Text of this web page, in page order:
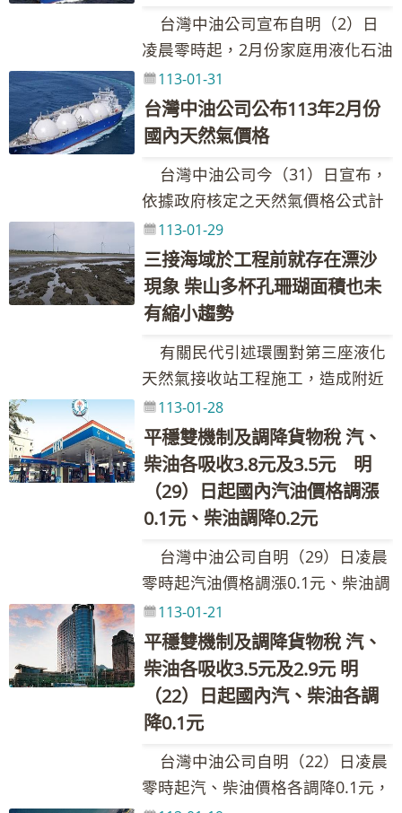
通與討論，共同為生態保育貢獻心
力，更期待達成生態環境永續及經
濟發展雙贏之目標。 台灣中油股
份有限公司 發言人：林珂如執行長
聯絡電話：02-87258125、0921-
205311@cpc.com.tw 新聞聯絡
人：黃如妤組長 聯絡電話：02-
87258548、0932-205-375 Email：
089222@cpc.com.tw 其他相關業
務詢問請洽本公司1912客服專線
整國內油價，並持續以亞洲國家最
低價及平穩措施運作，協助穩定國
內油價，汽、柴油各需調整之1.9元
及3.2元均由台灣中油吸收，113年
累計至1月底止，台灣中油共吸收約
9.97億元。調價後各式油品參考零
售價格調幅及調整金額如附表，實
際零售價格以各營業點公告為準。
(台灣中油與亞鄰各國油價比較表，
請參考全球資訊網
https://www.cpc.com.tw之產品與
服務--亞鄰各國比較表) 台灣中油股
份有限公司 發言人：林珂如執行長
聯絡電話：02-87258125、0921-
855-697 Email：
205311@cpc.com.tw 新聞聯絡
人：黃如妤組長 聯絡電話：02-
87258548、0932-205-375 Email：
089222@cpc.com.tw 其他相關業
務詢問請洽本公司1912客服專線
升各吸收0.3元。雙重平穩機制啟
動，汽、柴油共各吸收1.8元及3.1
元，國內汽油實際每公升價格調漲
0.4元、柴油調降0.1元。吸收金額
如下表： 吸收金額／每公升 政府調
降貨物稅 維持亞鄰國家最低價 平穩
措施 合計 汽油 2.2 1.5 0.3 4.0 柴油
及政府調降貨物稅(汽、柴油每公升
各共2元及1.5元)調整國內油價，並
持續以亞洲國家最低價及平穩措施
運作，協助穩定國內油價，汽、柴
油各需調整之1.8元及3.1元均由台
灣中油吸收，113年累計至1月底
止，台灣中油共吸收約9.97億元。
調價後各式油品參考零售價格調幅
及調整金額如附表，實際零售價格
以各營業點公告為準。(台灣中油與
亞鄰各國油價比較表，請參考全球
資訊網https://www.cpc.com.tw之
產品與服務--亞鄰各國比較表) 台灣
中油股份有限公司 發言人：林珂如
執行長 聯絡電話：02-87258125、
0921-855-697 Email：
205311@cpc.com.tw 新聞聯絡
人：黃如妤組長 聯絡電話：02-
87258548、0932-205-375 Email：
089222@cpc.com.tw 其他相關業
務詢問請洽本公司1912客服專線
零售價格相比，汽、柴油應各調漲
1.5元及1.8元，惟為維持價格低於
亞洲鄰近國家(日、韓、港、星)，
汽、柴油各吸收0.6元及1.8元，吸
收後95無鉛汽油超出30元，啟動油
價平穩措施，第一階段吸收25%調
幅四捨五入，汽、柴油每公升各吸
收0.4元。另依春節期間穩定物價政
策(2月5日至2月18日，汽、柴油依
上漲不調、下跌調、「只跌不漲」
原則辦理)，汽油再加碼吸收0.5
元，合計汽、柴油共各吸收1.5元及
2.2元，國內汽油價格不調整、柴油
實際每公升價格調降0.4元。吸收金
額如下表： 吸收金額／每公升 政府
調降貨物稅 維持亞鄰國家最低價 平
穩措施 春節措施 合計 汽油 2.2 0.6
0.4 0.5 3.7 柴油 1.6 1.8 0.4 0.0 3.8
本週依油價公式及政府調降貨物
稅(汽、柴油每公升各共2元及1.5元)
調整國內油價，並持續以亞洲國家
最低價及平穩措施運作，且加碼春
節穩定物價措施，協助穩定國內油
價，汽、柴油各需調整之1.5元及
2.2元均由台灣中油吸收，113年累
計至1月底止，台灣中油共吸收約
9.97億元。調價後各式油品參考零
售價格調幅及調整金額如附表，實
際零售價格以各營業點公告為準。
(台灣中油與亞鄰各國油價比較表，
本週因雙重平穩機制啟動及配合春
節穩定物價政策，汽、柴油各吸收
1.8元及2.2元。 台灣中油表示，
本週受去年12月美國個人消費支出
物價指數(PCE)年增率下降、約旦美
影響，導致國際油價上漲。浮動油
價調整原則之調價指標7D3B週均價
上漲1.09美元，新臺幣兌美元匯率
升值0.070元，國內油價依公式計算
漲幅為0.90%。按浮動油價機制調
整原則，汽、柴油應調價格與本週
參考零售價格相比，汽、柴油應各
調漲1.8元及2.1元，惟為維持價格
低於亞洲鄰近國家(日、韓、港、
星)，汽、柴油各吸收1.1元及1.9
元，吸收後95無鉛汽油超出30元，
啟動油價平穩措施，第一階段吸收
25%調幅四捨五入，汽、柴油每公
升各吸收0.3元。另依春節期間穩定
物價政策(2月5日至2月18日，汽、
柴油依上漲不調、下跌調、「只跌
不漲」原則辦理)，汽油再加碼吸收
0.4元，合計汽、柴油共各吸收1.8
元及2.2元，國內汽油價格不調整、
柴油實際每公升價格調降0.1元。吸
收金額如下表： 吸收金額／每公升
政府調降貨物稅 維持亞鄰國家最低
價 平穩措施 春節措施 合計 汽油
2.2 1.1 0.3 0.4 4.0 柴油 1.6 1.9 0.3
台灣中油公司宣布自明（2）日
凌晨零時起，2月份家庭用液化石油
氣(桶裝瓦斯)、工業用丙烷、丁烷、
混合丙丁烷及車用液化石油氣價格
皆不調整。 台灣中油表示，液化
石油氣價格每月檢討調整機制」辦
理。依公式計算結果，113年2月份
液化石油氣每公斤應調降1.6元，惟
自108年10月至113年1月為配合政
府穩定物價政策，累計未調足之吸
收金額每公斤達18.8元，故113年2
補部分吸收金額；另尚未回補之吸
收金額每公斤17.2元，將於日後國
際價格跌價時再行回補。 台灣中油
股份有限公司 發言人：林珂如執行
長 聯絡電話：02-87258125、
0921-855-697 Email：
205311@cpc.com.tw 新聞聯絡
人：黃如妤組長 聯絡電話：02-
87258548、0932-205-375 Email：
089222@cpc.com.tw 其他相關業
務詢問請洽本公司1912客服專線
台灣中油公司公布113年2月份
國內天然氣價格
113-01-31
台灣中油公司今（31）日宣布，
依據政府核定之天然氣價格公式計
算，2月份天然氣價格應調整，惟適
逢春節期間本公司配合政府物價穩
定政策不予調整。各用戶別天然氣
產品價格，請詳參台灣中油全球資
中油股份有限公司 發言人：林珂如
執行長 聯絡電話：02-87258125、
0921-855-697 Email：
205311@cpc.com.tw 新聞聯絡
人：黃如妤組長 聯絡電話：02-
87258548、0932-205-375 Email：
089222@cpc.com.tw 其他相關業
三接海域於工程前就存在漂沙
現象 柴山多杯孔珊瑚面積也未
有縮小趨勢
113-01-29
有關民代引述環團對第三座液化
天然氣接收站工程施工，造成附近
海域漂沙嚴重的說法，台灣中油公
司再次澄清，依據施工前的航照圖
顯示，漂沙現象就存在，顯示這是
自然現象，與三接工程無關。台灣
中油自三接108年施工以來即持續
監測大潭沿岸漂沙情形，並進行藻
礁生態觀察調查，柴山多杯孔珊瑚
所在地面積絕非環團人士所言縮
小。對於外界關心與指教，台灣中
油會持續監測以累積更多資料，同
時關注環境及生態方面的變化。
對於民代與環團人士近期關切之漂
沙問題，台灣中油表示，依據三接
有漂沙現象，幾乎年年如此，顯示
這原本就是自然現象，與三接工程
平穩雙機制及調降貨物稅 汽、
柴油各吸收3.8元及3.5元 明
（29）日起國內汽油價格調漲
0.1元、柴油調降0.2元
113-01-28
台灣中油公司自明（29）日凌晨
零時起汽油價格調漲0.1元、柴油調
降0.2元，參考零售價格分別為92無
鉛汽油每公升29.0元、95無鉛汽油
每公升30.5元、98無鉛汽油每公升
32.5元、超級柴油每公升27.5元。
本週因雙重平穩機制啟動，汽、柴
油各吸收1.6元及1.9元。 台灣中
油表示，本週受中東地緣情勢趨緊
繃及美國北達科他州原油產量因冬
平穩雙機制及調降貨物稅 汽、
柴油各吸收3.5元及2.9元 明
（22）日起國內汽、柴油各調
降0.1元
113-01-21
台灣中油公司自明（22）日凌晨
零時起汽、柴油價格各調降0.1元，